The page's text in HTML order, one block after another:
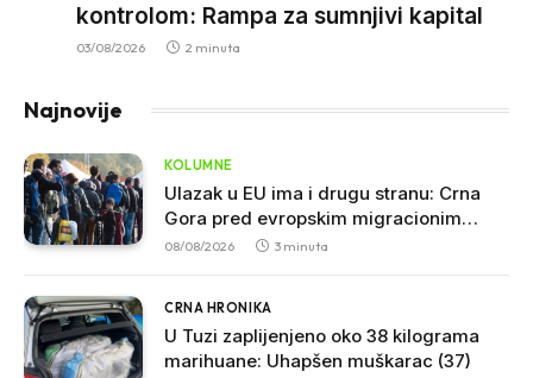
kontrolom: Rampa za sumnjivi kapital
03/08/2026 2 minuta
Najnovije
KOLUMNE
Ulazak u EU ima i drugu stranu: Crna
Gora pred evropskim migracionim
pravilima
08/08/2026 3 minuta
CRNA HRONIKA
U Tuzi zaplijenjeno oko 38 kilograma
marihuane: Uhapšen muškarac (37)